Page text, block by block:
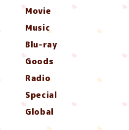
Movie
Music
Blu-ray
Goods
Radio
Special
Global